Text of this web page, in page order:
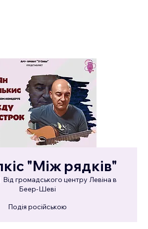
"Між рядків"
Від громадського центру Левіна в
Беер-Шеві
Подія російською